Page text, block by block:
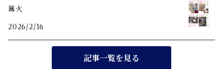
篝火
2026/2/16
記事一覧を見る